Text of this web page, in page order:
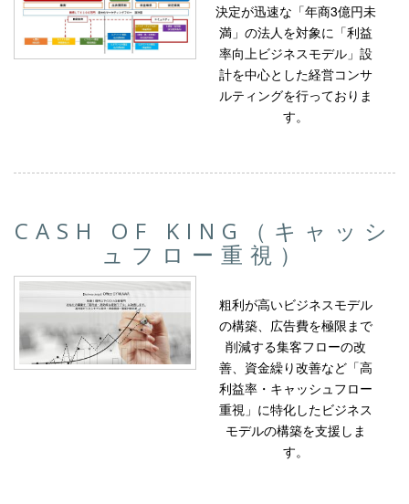
決定が迅速な「年商3億円未
満」の法人を対象に「利益
率向上ビジネスモデル」設
計を中心とした経営コンサ
ルティングを行っておりま
す。
CASH OF KING（キャッシ
ュフロー重視）
粗利が高いビジネスモデル
の構築、広告費を極限まで
削減する集客フローの改
善、資金繰り改善など「高
利益率・キャッシュフロー
重視」に特化したビジネス
モデルの構築を支援しま
す。